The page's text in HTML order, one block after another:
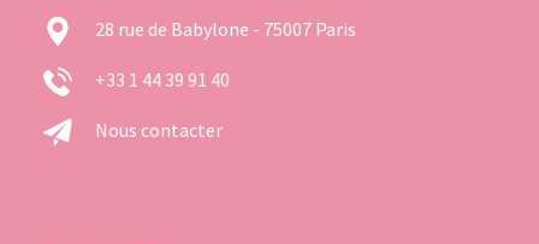
28 rue de Babylone - 75007 Paris
+33 1 44 39 91 40
Nous contacter